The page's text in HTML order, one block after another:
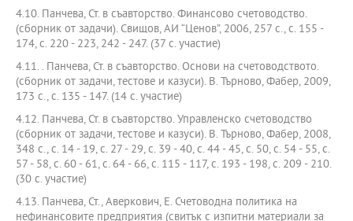
4.10. Панчева, Ст. в съавторство. Финансово счетоводство.
(сборник от задачи). Свищов, АИ “Ценов”, 2006, 257 с., с. 155 -
174, с. 220 - 223, 242 - 247. (37 с. участие)
4.11. . Панчева, Ст. в съавторство. Основи на счетоводството.
(сборник от задачи, тестове и казуси). В. Търново, Фабер, 2009,
173 с., с. 135 - 147. (14 с. участие)
4.12. Панчева, Ст. в съавторство. Управленско счетоводство
(сборник от задачи, тестове и казуси). В. Търново, Фабер, 2008,
348 с., с. 14 - 19, с. 27 - 29, с. 39 - 40, с. 44 - 45, с. 50, с. 54 - 55, с.
57 - 58, с. 60 - 61, с. 64 - 66, с. 115 - 117, с. 193 - 198, с. 209 - 210.
(30 с. участие)
4.13. Панчева, Ст., Аверкович, Е. Счетоводна политика на
нефинансовите предприятия (свитък с изпитни материали за